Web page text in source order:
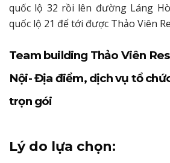
quốc lộ 32 rồi lên đường Láng
quốc lộ 21 để tới được Thảo Viên
Team building Thảo Viên
Nội- Địa điểm, dịch vụ tổ
trọn gói
Lý do lựa chọn: